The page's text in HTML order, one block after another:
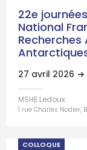
22e
National
27 avril 2026 ➔
MSHE Ledoux
1 rue Charles Nodier,
COLLOQUE